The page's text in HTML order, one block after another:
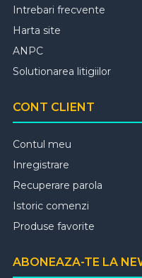
Intrebari frecvente
Harta site
ANPC
Solutionarea litigiilor
CONT CLIENT
Contul meu
Inregistrare
Recuperare parola
Istoric comenzi
Produse favorite
ABONEAZA-TE LA